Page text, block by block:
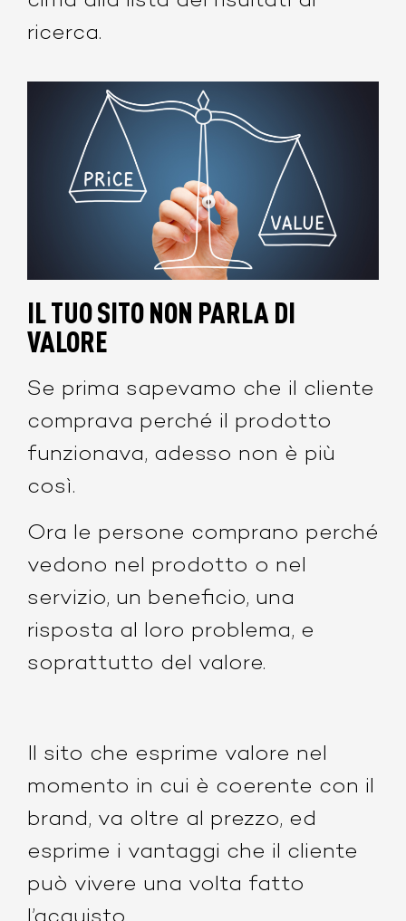
ricerca.
IL TUO SITO NON PARLA DI
VALORE
Se prima sapevamo che il cliente
comprava perché il prodotto
funzionava, adesso non è più
così.
Ora le persone comprano perché
vedono nel prodotto o nel
servizio, un beneficio, una
risposta al loro problema, e
soprattutto del valore.
Il sito che esprime valore nel
momento in cui è coerente con il
brand, va oltre al prezzo, ed
esprime i vantaggi che il cliente
può vivere una volta fatto